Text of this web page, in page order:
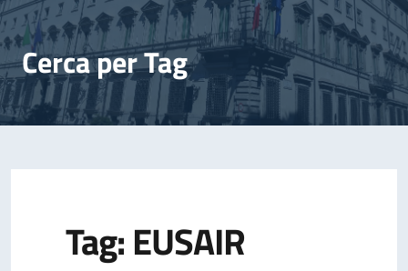
Cerca per Tag
Tag: EUSAIR